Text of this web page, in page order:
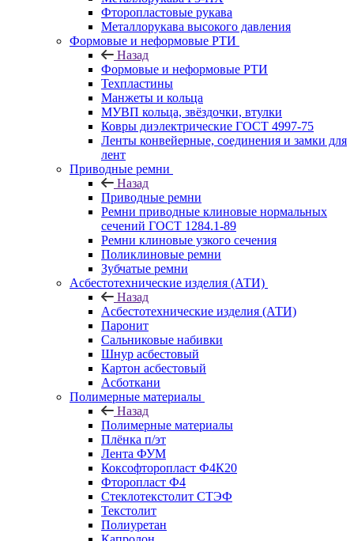
Фторопластовые рукава
Металлорукава высокого давления
Формовые и неформовые РТИ
Назад
Формовые и неформовые РТИ
Техпластины
Манжеты и кольца
МУВП кольца, звёздочки, втулки
Ковры диэлектрические ГОСТ 4997-75
Ленты конвейерные, соединения и замки для
лент
Приводные ремни
Назад
Приводные ремни
Ремни приводные клиновые нормальных
сечений ГОСТ 1284.1-89
Ремни клиновые узкого сечения
Поликлиновые ремни
Зубчатые ремни
Асбестотехнические изделия (АТИ)
Назад
Асбестотехнические изделия (АТИ)
Паронит
Сальниковые набивки
Шнур асбестовый
Картон асбестовый
Асботкани
Полимерные материалы
Назад
Полимерные материалы
Плёнка п/эт
Лента ФУМ
Коксофторопласт Ф4К20
Фторопласт Ф4
Стеклотекстолит СТЭФ
Текстолит
Полиуретан